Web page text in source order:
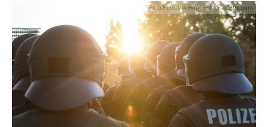
Foto:Foto: VanHope - stock.adobe.com